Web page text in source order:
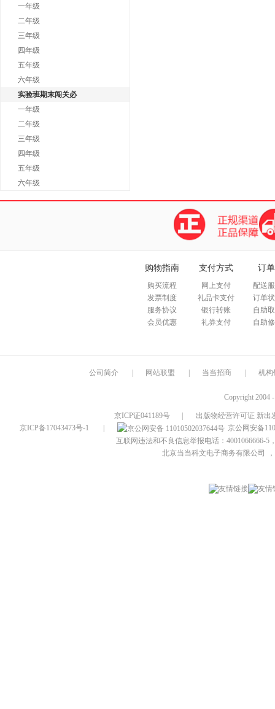
一年级
二年级
三年级
四年级
五年级
六年级
实验班期末闯关必
一年级
二年级
三年级
四年级
五年级
六年级
购物指南
购买流程
发票制度
服务协议
会员优惠
支付方式
网上支付
礼品卡支付
银行转账
礼券支付
订
配送
订单
自助
自助
公司简介 网站联盟 当当招商 机构
Copyright 2004
京ICP证041189号
出版物经营许可证 新出
京ICP备17043473号-1
京公网安备
互联网违法和不良信息举报电话：4001066666-5
北京当当科文电子商务有限公司